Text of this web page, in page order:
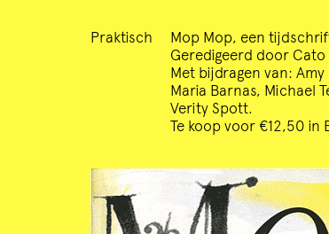
De Stichting Breukvlakken
Stichting Perdu, in vervolg op de
Praktisch
Mop Mop, een
Geredigeerd door
Met bijdragen van:
Maria Barnas, Michael
Verity Spott.
Te koop voor €12,50 in